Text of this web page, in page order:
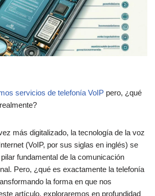
servicios de telefonía VoIP pero, ¿qué
más digitalizado, la tecnología de la voz
(VoIP, por sus siglas en inglés) se
fundamental de la comunicación
Pero, ¿qué es exactamente la telefonía
la forma en que nos
artículo, exploraremos en profundidad